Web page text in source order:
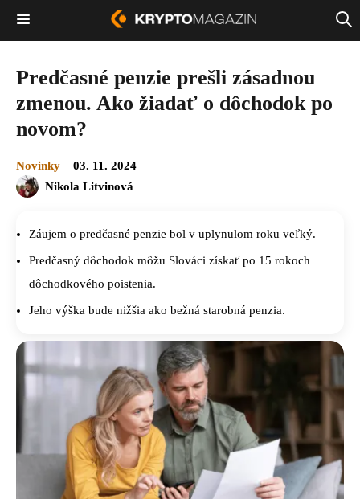
Predčasné penzie prešli zásadnou
zmenou. Ako žiadať o dôchodok po
novom?
Novinky
03. 11. 2024
Nikola Litvinová
Záujem o predčasné penzie bol v uplynulom roku veľký.
Predčasný dôchodok môžu Slováci získať po 15 rokoch
dôchodkového poistenia.
Jeho výška bude nižšia ako bežná starobná penzia.